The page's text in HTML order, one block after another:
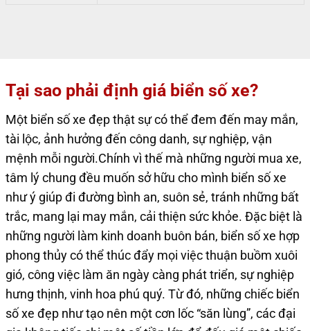
Tại sao phải định giá biển số xe?
Một biển số xe đẹp thật sự có thể đem đến may mắn,
tài lộc, ảnh hưởng đến công danh, sự nghiệp, vận
mệnh mỗi người.Chính vì thế mà những người mua xe,
tâm lý chung đều muốn sở hữu cho mình biển số xe
như ý giúp đi đường bình an, suôn sẻ, tránh những bất
trắc, mang lại may mắn, cải thiện sức khỏe. Đặc biệt là
những người làm kinh doanh buôn bán, biển số xe hợp
phong thủy có thể thúc đẩy mọi việc thuận buồm xuôi
gió, công việc làm ăn ngày càng phát triển, sự nghiệp
hưng thịnh, vinh hoa phú quý. Từ đó, những chiếc biển
số xe đẹp như tạo nên một cơn lốc “săn lùng”, các đại